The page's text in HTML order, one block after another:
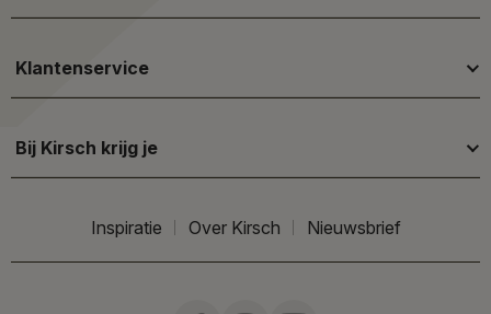
Klantenservice
Bij Kirsch krijg je
Inspiratie Over Kirsch Nieuwsbrief